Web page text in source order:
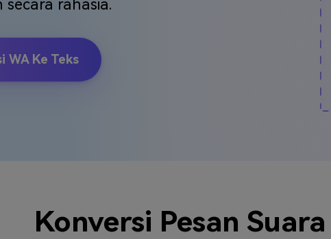
Veo3
rahasia.
WA Ke Teks
Konversi Pesan